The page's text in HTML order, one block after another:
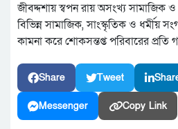
জীবদ্দশায় স্বপন রায় অসংখ্য সামাজিক
বিভিন্ন সামাজিক, সাংস্কৃতিক ও ধর্মীয়
কামনা করে শোকসন্তপ্ত পরিবারের প্রতি
Share Tweet
Messenger Copy Link